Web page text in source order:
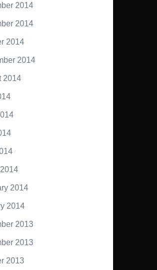
2014
2014
2014
2014
2014
2014
2014
2013
2013
2013